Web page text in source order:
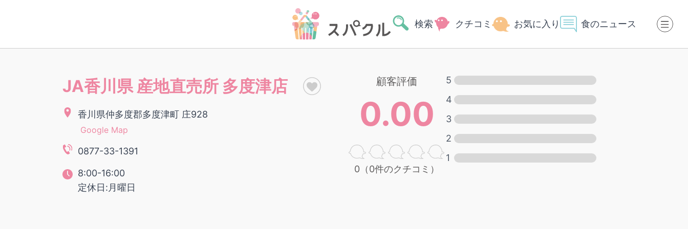
検索 クチコミ お気に入り 食のニュース
JA香川県 産地直売所 多度津店
香川県仲多度郡多度津町 庄928
Google Map
0877-33-1391
8:00-16:00
定休日:月曜日
顧客評価
0.00
0（0件のクチコミ）
5
4
3
2
1